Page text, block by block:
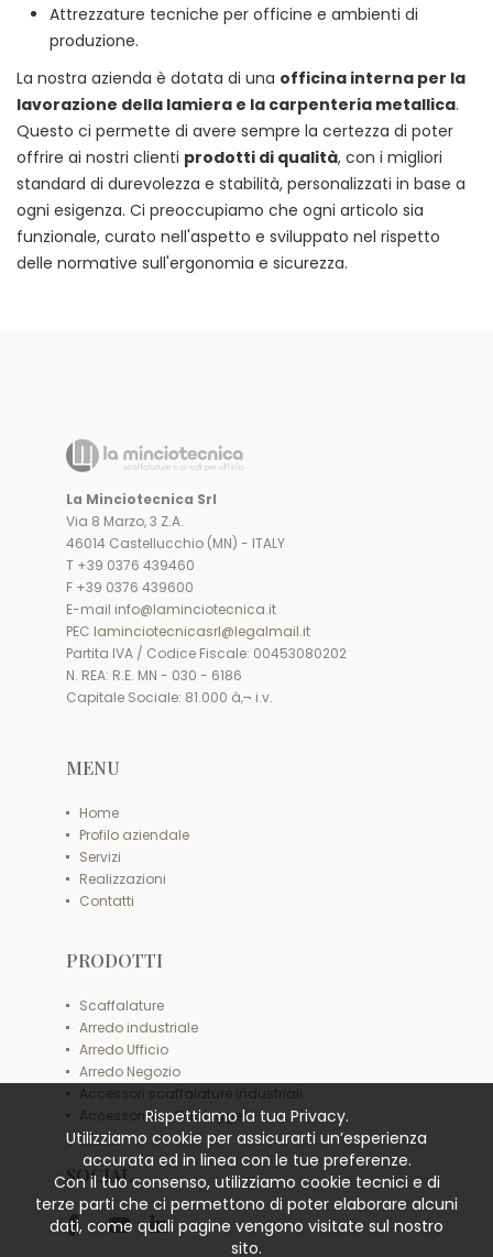
Attrezzature tecniche per officine e ambienti di
produzione.
La nostra azienda è dotata di una officina interna per la
lavorazione della lamiera e la carpenteria metallica.
Questo ci permette di avere sempre la certezza di poter
offrire ai nostri clienti prodotti di qualità, con i migliori
standard di durevolezza e stabilità, personalizzati in base a
ogni esigenza. Ci preoccupiamo che ogni articolo sia
funzionale, curato nell'aspetto e sviluppato nel rispetto
delle normative sull'ergonomia e sicurezza.
La Minciotecnica Srl
Via 8 Marzo, 3 Z.A.
46014 Castellucchio (MN) - ITALY
T +39 0376 439460
F +39 0376 439600
E-mail info@laminciotecnica.it
PEC laminciotecnicasrl@legalmail.it
Partita IVA / Codice Fiscale: 00453080202
N. REA: R.E. MN - 030 - 6186
Capitale Sociale: 81.000 â‚¬ i.v.
MENU
Home
Profilo aziendale
Servizi
Realizzazioni
Contatti
PRODOTTI
Scaffalature
Arredo industriale
Arredo Ufficio
Arredo Negozio
Accessori scaffalature industriali
Accessori scaffali leggeri
SOCIAL
Rispettiamo la tua Privacy.
Utilizziamo cookie per assicurarti un’esperienza
accurata ed in linea con le tue preferenze.
Con il tuo consenso, utilizziamo cookie tecnici e di
terze parti che ci permettono di poter elaborare alcuni
dati, come quali pagine vengono visitate sul nostro
sito.